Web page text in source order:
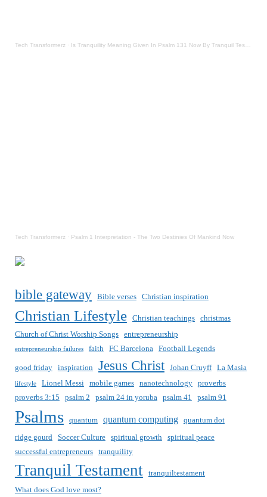
Tech Transformerz · Is Tranquility Meaning Given In Psalm 131 Now By Tranquil Testament
Tech Transformerz · Psalm 1 Interpretation - The Two Destinies Of Mankind Now
bible gateway Bible verses Christian inspiration
Christian Lifestyle Christian teachings
christmas
Church of Christ Worship Songs
entrepreneurship
entrepreneurship failures faith FC Barcelona Football Legends
good friday inspiration Jesus Christ Johan Cruyff La Masia
lifestyle Lionel Messi mobile games nanotechnology
proverbs
proverbs 3:15
psalm 2 psalm 24 in yoruba psalm 41 psalm 91
Psalms quantum quantum computing
quantum dot
ridge gourd
Soccer Culture spiritual growth
spiritual peace
successful entrepreneurs
tranquility
Tranquil Testament
tranquiltestament
What does God love most?